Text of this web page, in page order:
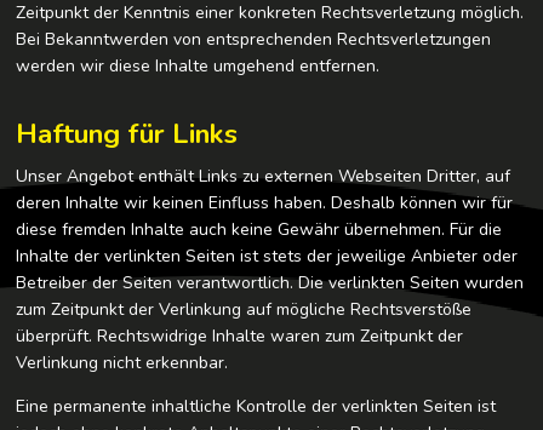
Zeitpunkt der Kenntnis einer konkreten Rechtsverletzung möglich.
Bei Bekanntwerden von entsprechenden Rechtsverletzungen
werden wir diese Inhalte umgehend entfernen.
Haftung für Links
Unser Angebot enthält Links zu externen Webseiten Dritter, auf
deren Inhalte wir keinen Einfluss haben. Deshalb können wir für
diese fremden Inhalte auch keine Gewähr übernehmen. Für die
Inhalte der verlinkten Seiten ist stets der jeweilige Anbieter oder
Betreiber der Seiten verantwortlich. Die verlinkten Seiten wurden
zum Zeitpunkt der Verlinkung auf mögliche Rechtsverstöße
überprüft. Rechtswidrige Inhalte waren zum Zeitpunkt der
Verlinkung nicht erkennbar.
Eine permanente inhaltliche Kontrolle der verlinkten Seiten ist